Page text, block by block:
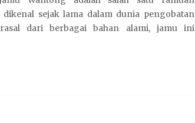
sejak lama dalam dunia pengobatan
dari berbagai bahan alami, jamu ini